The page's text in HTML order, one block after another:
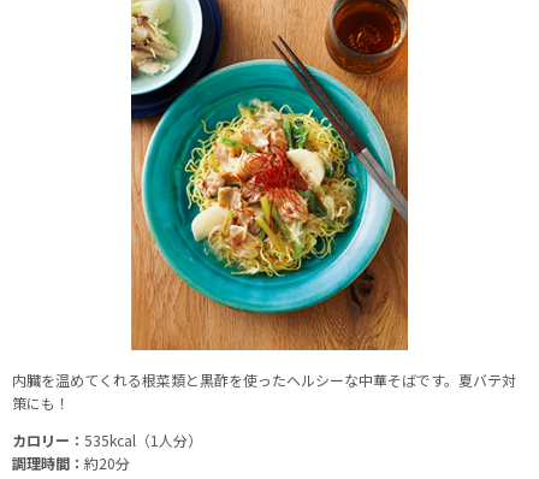
内臓を温めてくれる根菜類と黒酢を使ったヘルシーな中華そばです。夏バテ対
策にも！
カロリー： 535kcal（1人分）
調理時間： 約20分